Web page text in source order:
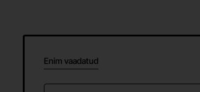
Enim vaadatud